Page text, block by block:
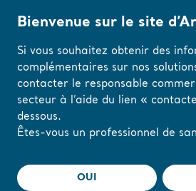
Modifiez
langue ici
Accueil / ... / Arjo Blog / La rééducation
La
Bienvenue sur le site
Si vous souhaitez obtenir des
complémentaires sur nos
contacter le responsable
secteur à l’aide du lien «
dessous.
Êtes-vous un professionnel de
OUI